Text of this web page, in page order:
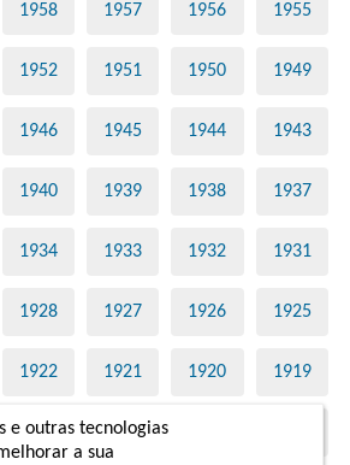
1958 1957 1956 1955
1952 1951 1950 1949
1946 1945 1944 1943
1940 1939 1938 1937
1934 1933 1932 1931
1928 1927 1926 1925
1922 1921 1920 1919
1916 1915
e outras tecnologias
a sua